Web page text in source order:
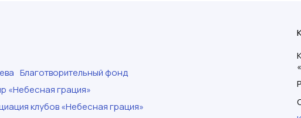
Благотворительный фонд
«Небесная грация»
клубов «Небесная грация»